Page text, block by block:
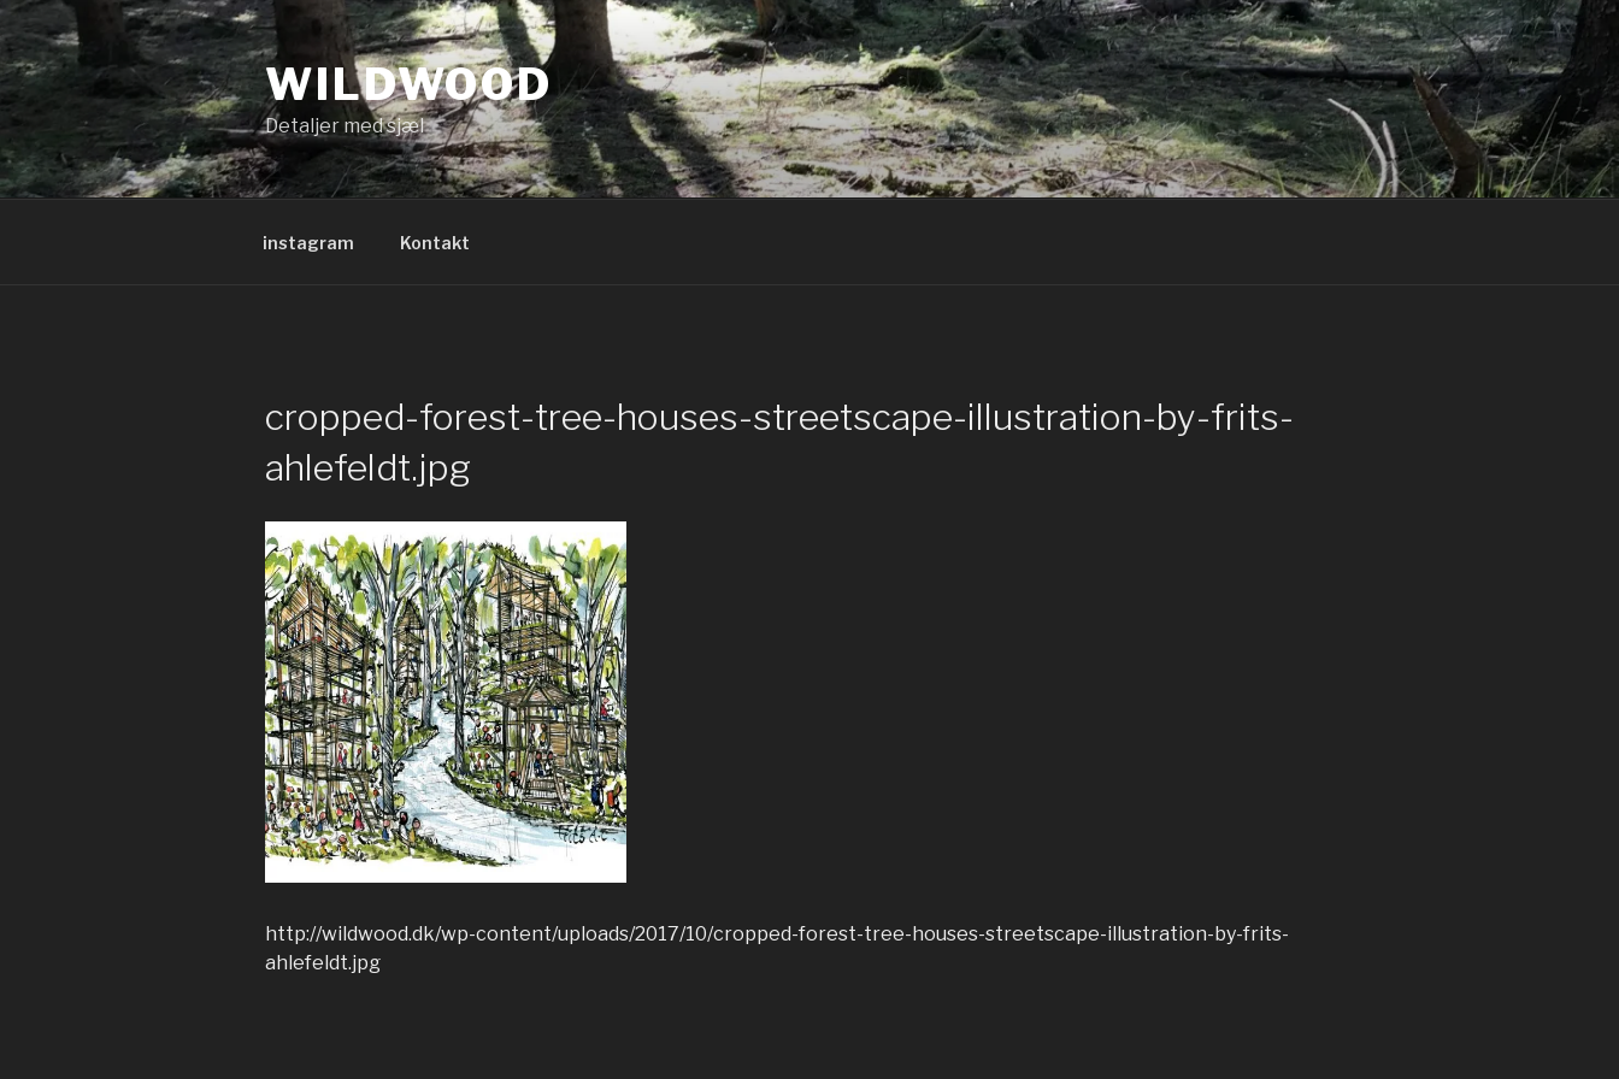
Videre
til
indhold
WILDWOOD
Detaljer med sjæl
instagram Kontakt
cropped-forest-tree-houses-streetscape-illustration-by-frits-
ahlefeldt.jpg
http://wildwood.dk/wp-content/uploads/2017/10/cropped-forest-tree-houses-streetscape-illustration-by-frits-
ahlefeldt.jpg